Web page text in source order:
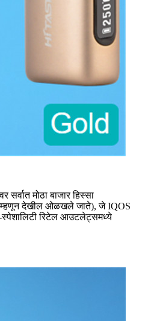
मोठा बाजार हिस्सा
म्हणून देखील ओळखले जाते), जे IQOS
स्पेशालिटी रिटेल आउटलेट्समध्ये